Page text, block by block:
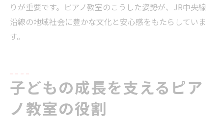
りが重要です。ピアノ教室のこうした姿勢が、JR中央線
沿線の地域社会に豊かな文化と安心感をもたらしていま
す。
子どもの成長を支えるピア
ノ教室の役割